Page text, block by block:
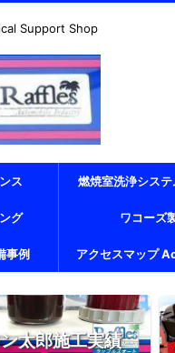
Support Shop
ス 燃焼室洗浄シス
グ ワコーズ
事例 アクセスマップ
太郎施工実績